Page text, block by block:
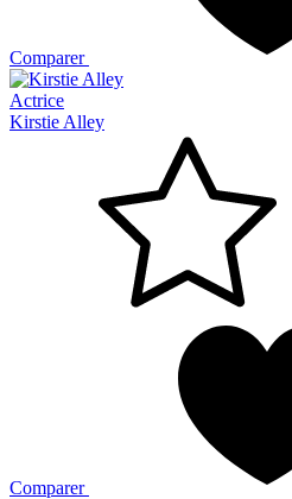
Comparer
Actrice
Kirstie Alley
Comparer